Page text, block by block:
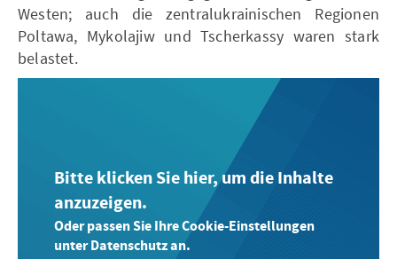
Westen; auch die zentralukrainischen Regionen
Poltawa, Mykolajiw und Tscherkassy waren stark
belastet.
Bitte klicken Sie hier, um die Inhalte
anzuzeigen.
Oder passen Sie Ihre Cookie-Einstellungen
unter Datenschutz an.